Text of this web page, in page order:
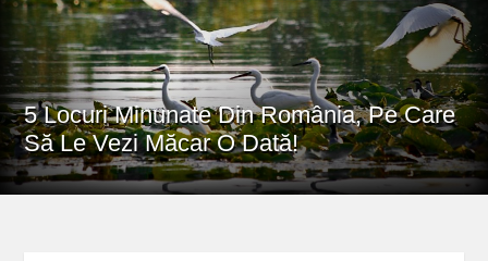
5 Locuri Minunate Din România, Pe Care
Să Le Vezi Măcar O Dată!